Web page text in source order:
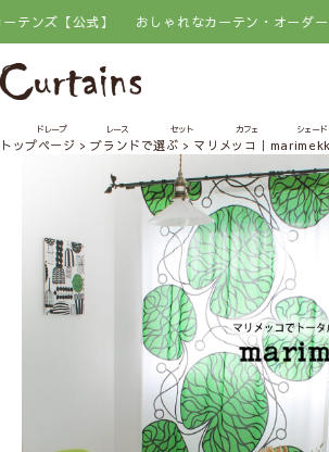
おしゃれなカーテン・オーダーカーテン通販
ドレープ レース セット カフェ シェード
トップページ ブランドで選ぶ マリメッコ｜